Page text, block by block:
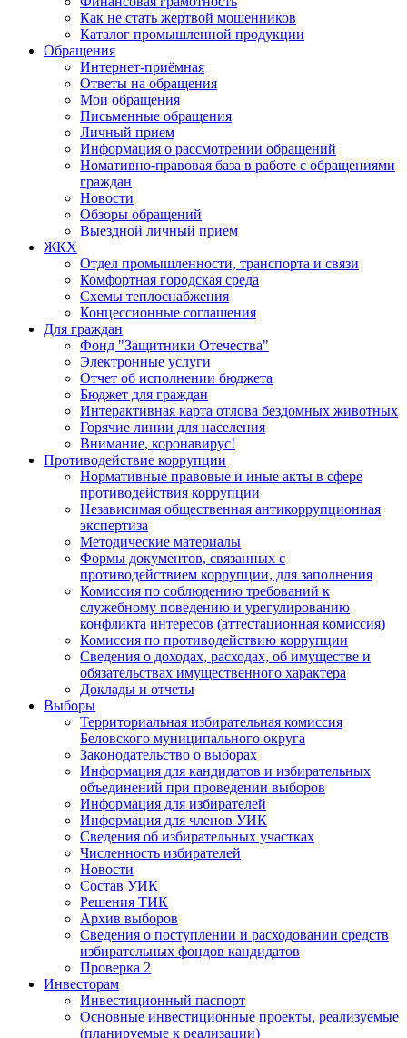
Как не стать жертвой мошенников
Каталог промышленной продукции
Обращения
Интернет-приёмная
Ответы на обращения
Мои обращения
Письменные обращения
Личный прием
Информация о рассмотрении обращений
Номативно-правовая база в работе с обращениями
граждан
Новости
Обзоры обращений
Выездной личный прием
ЖКХ
Отдел промышленности, транспорта и связи
Комфортная городская среда
Схемы теплоснабжения
Концессионные соглашения
Для граждан
Фонд "Защитники Отечества"
Электронные услуги
Отчет об исполнении бюджета
Бюджет для граждан
Интерактивная карта отлова бездомных животных
Горячие линии для населения
Внимание, коронавирус!
Противодействие коррупции
Нормативные правовые и иные акты в сфере
противодействия коррупции
Независимая общественная антикоррупционная
экспертиза
Методические материалы
Формы документов, связанных с
противодействием коррупции, для заполнения
Комиссия по соблюдению требований к
служебному поведению и урегулированию
конфликта интересов (аттестационная комиссия)
Комиссия по противодействию коррупции
Сведения о доходах, расходах, об имуществе и
обязательствах имущественного характера
Доклады и отчеты
Выборы
Территориальная избирательная комиссия
Беловского муниципального округа
Законодательство о выборах
Информация для кандидатов и избирательных
объединений при проведении выборов
Информация для избирателей
Информация для членов УИК
Сведения об избирательных участках
Численность избирателей
Новости
Состав УИК
Решения ТИК
Архив выборов
Сведения о поступлении и расходовании средств
избирательных фондов кандидатов
Проверка 2
Инвесторам
Инвестиционный паспорт
Основные инвестиционные проекты, реализуемые
(планируемые к реализации)